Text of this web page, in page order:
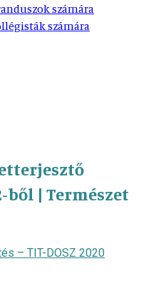
számára
számára
ből | Természet